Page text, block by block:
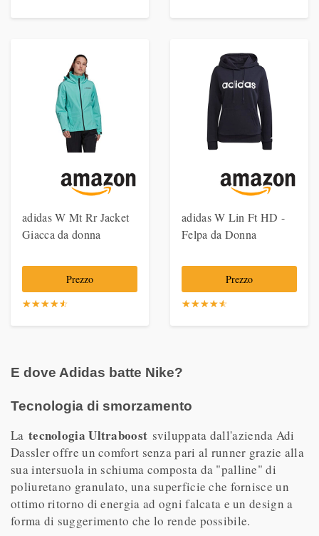
adidas W Mt Rr Jacket
Giacca da donna
Prezzo
☆☆☆☆☆
★★★★★
adidas W Lin Ft HD -
Felpa da Donna
Prezzo
☆☆☆☆☆
★★★★★
E dove Adidas batte Nike?
Tecnologia di smorzamento
La tecnologia Ultraboost sviluppata dall'azienda Adi
Dassler offre un comfort senza pari al runner grazie alla
sua intersuola in schiuma composta da "palline" di
poliuretano granulato, una superficie che fornisce un
ottimo ritorno di energia ad ogni falcata e un design a
forma di suggerimento che lo rende possibile.